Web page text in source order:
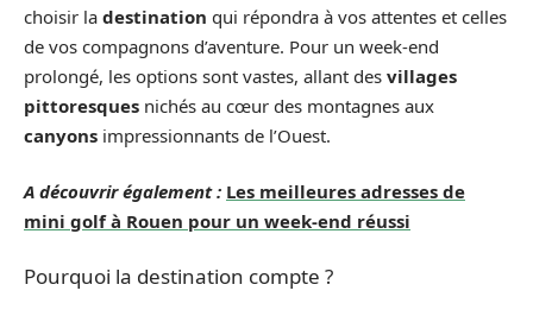
choisir la destination qui répondra à vos attentes et celles
de vos compagnons d’aventure. Pour un week-end
prolongé, les options sont vastes, allant des villages
pittoresques nichés au cœur des montagnes aux
canyons impressionnants de l’Ouest.
A découvrir également : Les meilleures adresses de
mini golf à Rouen pour un week-end réussi
Pourquoi la destination compte ?